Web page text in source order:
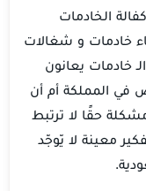
الخادمات
خادمات و شغالات
خادمات يعانون
المملكة أم أن
حقًا لا ترتبط
معينة لا يّوجّد